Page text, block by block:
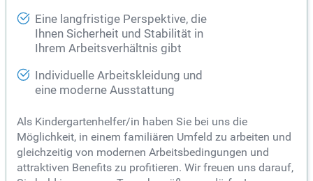
Eine langfristige Perspektive, die
Ihnen Sicherheit und Stabilität in
Ihrem Arbeitsverhältnis gibt
Individuelle Arbeitskleidung und
eine moderne Ausstattung
Als Kindergartenhelfer/in haben Sie bei uns die
Möglichkeit, in einem familiären Umfeld zu arbeiten und
gleichzeitig von modernen Arbeitsbedingungen und
attraktiven Benefits zu profitieren. Wir freuen uns darauf,